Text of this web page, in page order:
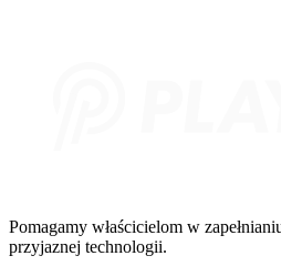
Pomagamy właścicielom w
przyjaznej technologii.